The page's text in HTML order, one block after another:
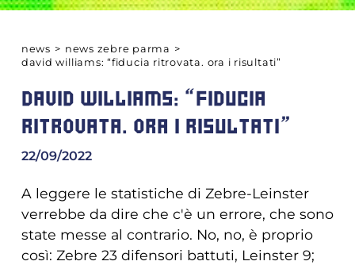
news > news zebre parma >
david williams: “fiducia ritrovata. ora i risultati”
DAVID WILLIAMS: “FIDUCIA
RITROVATA. ORA I RISULTATI”
22/09/2022
A leggere le statistiche di Zebre-Leinster
verrebbe da dire che c'è un errore, che sono
state messe al contrario. No, no, è proprio
così: Zebre 23 difensori battuti, Leinster 9;